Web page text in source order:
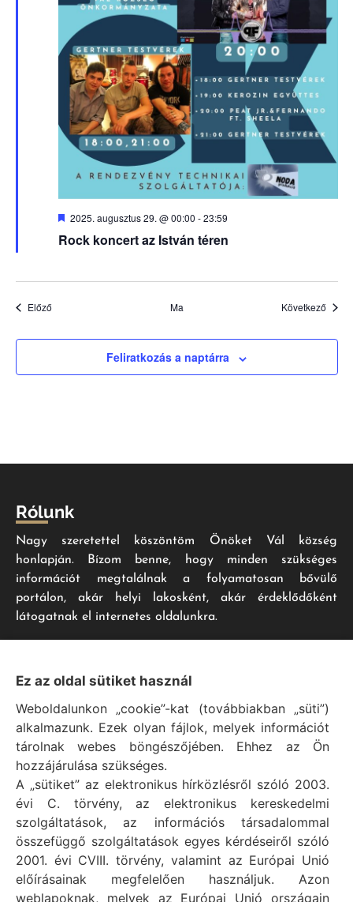
Rock koncert az István téren
Kiemelt
2025. augusztus 29. @ 00:00 -23:59
ElőzőEsemények Ma Következő
Feliratkozás a naptárra
Rólunk
Nagy szeretettel köszöntöm Önöket Vál község
honlapján. Bízom benne, hogy minden szükséges
információt megtalálnak a folyamatosan bővülő
portálon, akár helyi lakosként, akár érdeklődőként
látogatnak el internetes oldalunkra.
Impresszum
Vál Község Önkormányzat hivatalos honlapja
Vál Község Önkormányzat © 1996 - 2020
Adószám: 15727079-2-07
Adatvédelmi tájékoztató
Felelős: Bechtold Tamás polgármester
Cím: H-2473 Vál, Vajda János utca 2.
Telefon: +36 (22) 353-411
E-mail: polgarmester@val.hu
Ez az oldal sütiket használ
Weboldalunkon „cookie”-kat (továbbiakban „süti”)
alkalmazunk. Ezek olyan fájlok, melyek információt
tárolnak webes böngészőjében. Ehhez az Ön
hozzájárulása szükséges.
A „sütiket” az elektronikus hírközlésről szóló 2003.
évi C. törvény, az elektronikus kereskedelmi
szolgáltatások, az információs társadalommal
összefüggő szolgáltatások egyes kérdéseiről szóló
2001. évi CVIII. törvény, valamint az Európai Unió
előírásainak megfelelően használjuk. Azon
weblapoknak, melyek az Európai Unió országain